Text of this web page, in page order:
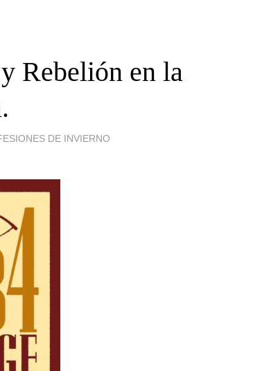
Rebelión en la
DE INVIERNO